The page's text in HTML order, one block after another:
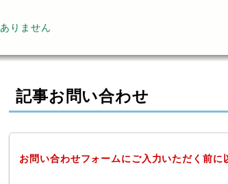
ありません
記事お問い合わせ
お問い合わせフォームにご入力いただく前に